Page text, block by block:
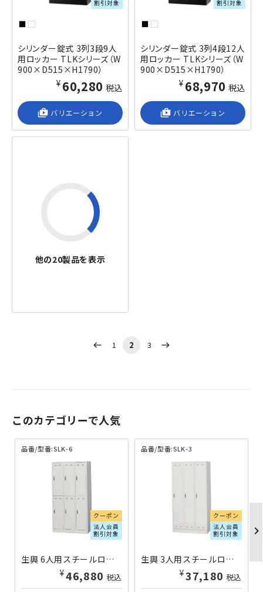
割引対象
シリンダー錠式 3列3段9人
用ロッカー TLKシリーズ（W
900×D515×H1790）
¥60,280 税込
shop_2 バリエーション
割引対象
シリンダー錠式 3列4段12人
用ロッカー TLKシリーズ（W
900×D515×H1790）
¥68,970 税込
shop_2 バリエーション
他の20製品を表示
west 1 2 3 east
このカテゴリーで人気
品番/型番:SLK-6
クーポン
法人会員
割引対象
生興 6人用スチールロッカー W900×D515×H1790 SLK-6 | 801214
¥46,880 税込
品番/型番:SLK-3
クーポン
法人会員
割引対象
生興 3人用スチールロッカー W900×D515×H1790 SLK-3 | 801211
¥37,180 税込
chevron_right